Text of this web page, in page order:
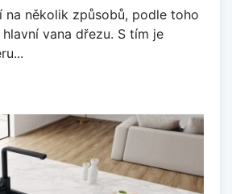
na několik způsobů, podle toho
vana dřezu. S tím je